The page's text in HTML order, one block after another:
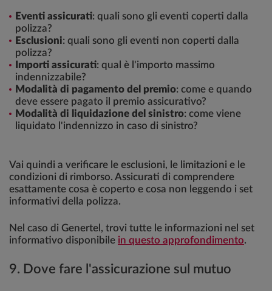
Eventi assicurati: quali sono gli eventi coperti dalla
polizza?
Esclusioni: quali sono gli eventi non coperti dalla
polizza?
Importi assicurati: qual è l'importo massimo
indennizzabile?
Modalità di pagamento del premio: come e quando
deve essere pagato il premio assicurativo?
Modalità di liquidazione del sinistro: come viene
liquidato l'indennizzo in caso di sinistro?
Vai quindi a verificare le esclusioni, le limitazioni e le
condizioni di rimborso. Assicurati di comprendere
esattamente cosa è coperto e cosa non leggendo i set
informativi della polizza.
Nel caso di Genertel, trovi tutte le informazioni nel set
informativo disponibile in questo approfondimento.
9. Dove fare l'assicurazione sul mutuo